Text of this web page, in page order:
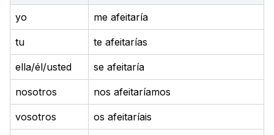
yo me afeitaría
tu te afeitarías
ella/él/usted se afeitaría
nosotros nos afeitaríamos
vosotros os afeitaríais